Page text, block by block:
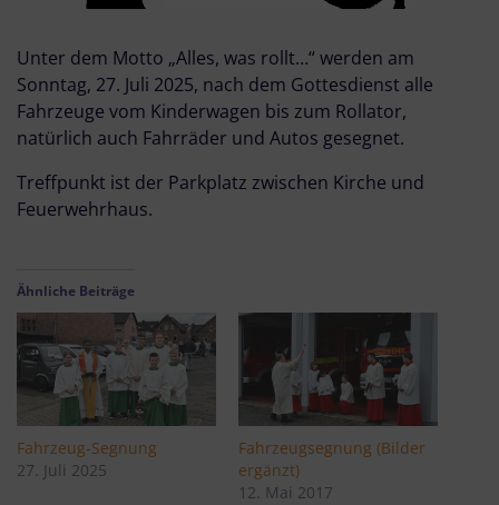
Unter dem Motto „Alles, was rollt…“ werden am
Sonntag, 27. Juli 2025, nach dem Gottesdienst alle
Fahrzeuge vom Kinderwagen bis zum Rollator,
natürlich auch Fahrräder und Autos gesegnet.
Treffpunkt ist der Parkplatz zwischen Kirche und
Feuerwehrhaus.
Ähnliche Beiträge
Fahrzeug-Segnung
27. Juli 2025
Fahrzeugsegnung (Bilder
ergänzt)
12. Mai 2017